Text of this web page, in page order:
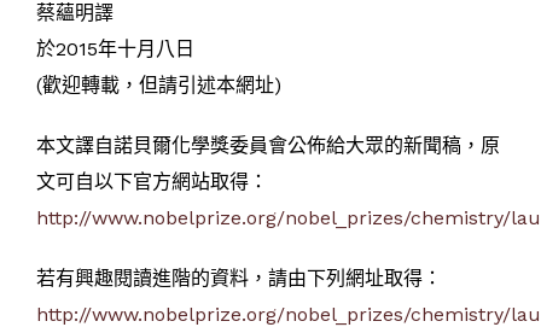
蔡蘊明譯
於2015年十月八日
(歡迎轉載，但請引述本網址)
本文譯自諾貝爾化學獎委員會公佈給大眾的新聞稿，原
文可自以下官方網站取得：
http://www.nobelprize.org/nobel_prizes/chemistry/
若有興趣閱讀進階的資料，請由下列網址取得：
http://www.nobelprize.org/nobel_prizes/chemistry/